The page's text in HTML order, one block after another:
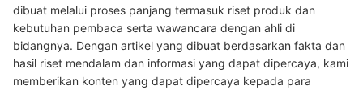
Tutorial menggunakan anting hijab
Tutorial pashmina dengan anting hijab
Baca juga rekomendasi aksesori hijab lainnya di sini
dibuat melalui proses panjang termasuk riset produk dan
kebutuhan pembaca serta wawancara dengan ahli di
bidangnya. Dengan artikel yang dibuat berdasarkan fakta dan
hasil riset mendalam dan informasi yang dapat dipercaya, kami
memberikan konten yang dapat dipercaya kepada para